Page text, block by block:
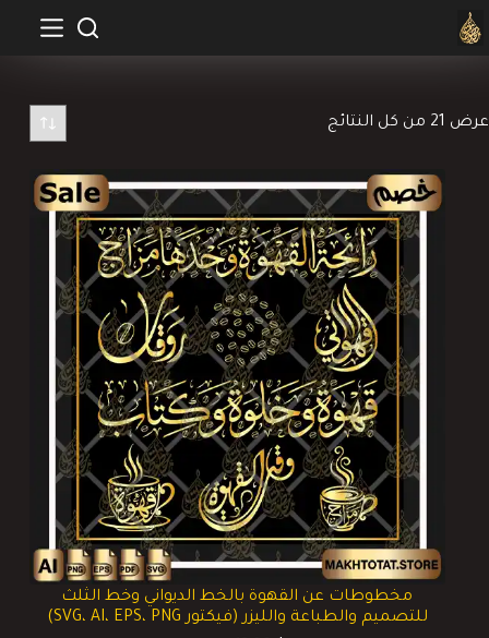
التجاوز
إلى
عرض ⁦21⁩ من كل النتائج
الأحدث
مخطوطات عن القهوة بالخط الديواني وخط الثلث
للتصميم والطباعة والليزر (فيكتور SVG، AI، EPS، PNG)